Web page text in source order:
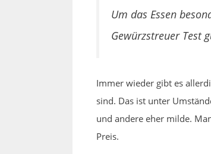
Um das Essen
Gewürzstreuer Test
Immer wieder gibt es
sind. Das ist unter
und andere eher milde.
Preis.